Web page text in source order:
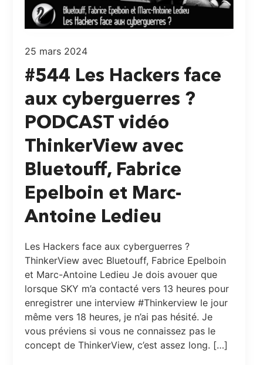
25 mars 2024
#544 Les Hackers face
aux cyberguerres ?
PODCAST vidéo
ThinkerView avec
Bluetouff, Fabrice
Epelboin et Marc-
Antoine Ledieu
Les Hackers face aux cyberguerres ?
ThinkerView avec Bluetouff, Fabrice Epelboin
et Marc-Antoine Ledieu Je dois avouer que
lorsque SKY m’a contacté vers 13 heures pour
enregistrer une interview #Thinkerview le jour
même vers 18 heures, je n’ai pas hésité. Je
vous préviens si vous ne connaissez pas le
concept de ThinkerView, c’est assez long. […]